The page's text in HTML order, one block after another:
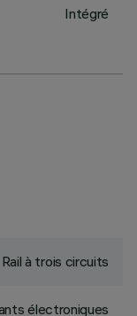
Intégré
Rail à trois circuits
électroniques